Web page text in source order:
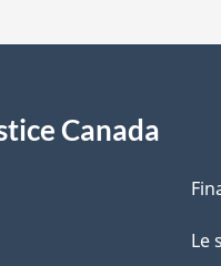
Canada
Le